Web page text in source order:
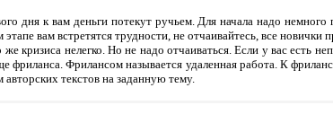
дня к вам деньги потекут ручьем. Для начала надо немного
вам встретятся трудности, не отчаивайтесь, все новички
кризиса нелегко. Но не надо отчаиваться. Если у вас есть
Фрилансом называется удаленная работа. К
текстов на заданную тему.